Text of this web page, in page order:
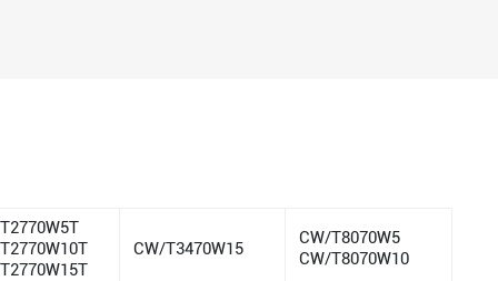
CW/T3470W15
CW/T8070W5
CW/T8070W10